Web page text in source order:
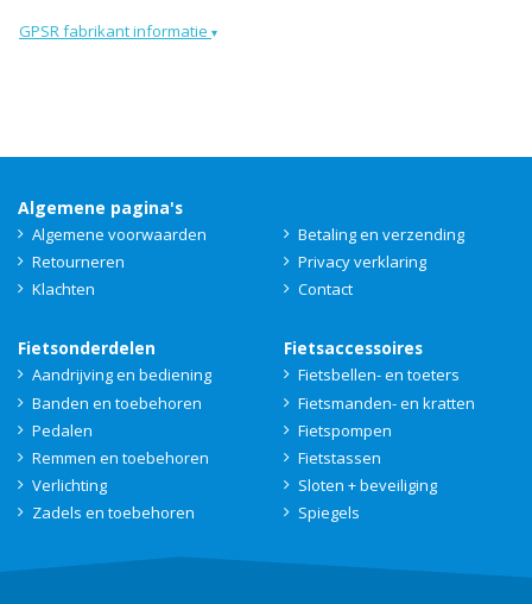
GPSR fabrikant informatie ▾
Algemene pagina's
Algemene voorwaarden
Betaling en verzending
Retourneren
Privacy verklaring
Klachten
Contact
Fietsonderdelen
Aandrijving en bediening
Banden en toebehoren
Pedalen
Remmen en toebehoren
Verlichting
Zadels en toebehoren
Fietsaccessoires
Fietsbellen- en toeters
Fietsmanden- en kratten
Fietspompen
Fietstassen
Sloten + beveiliging
Spiegels